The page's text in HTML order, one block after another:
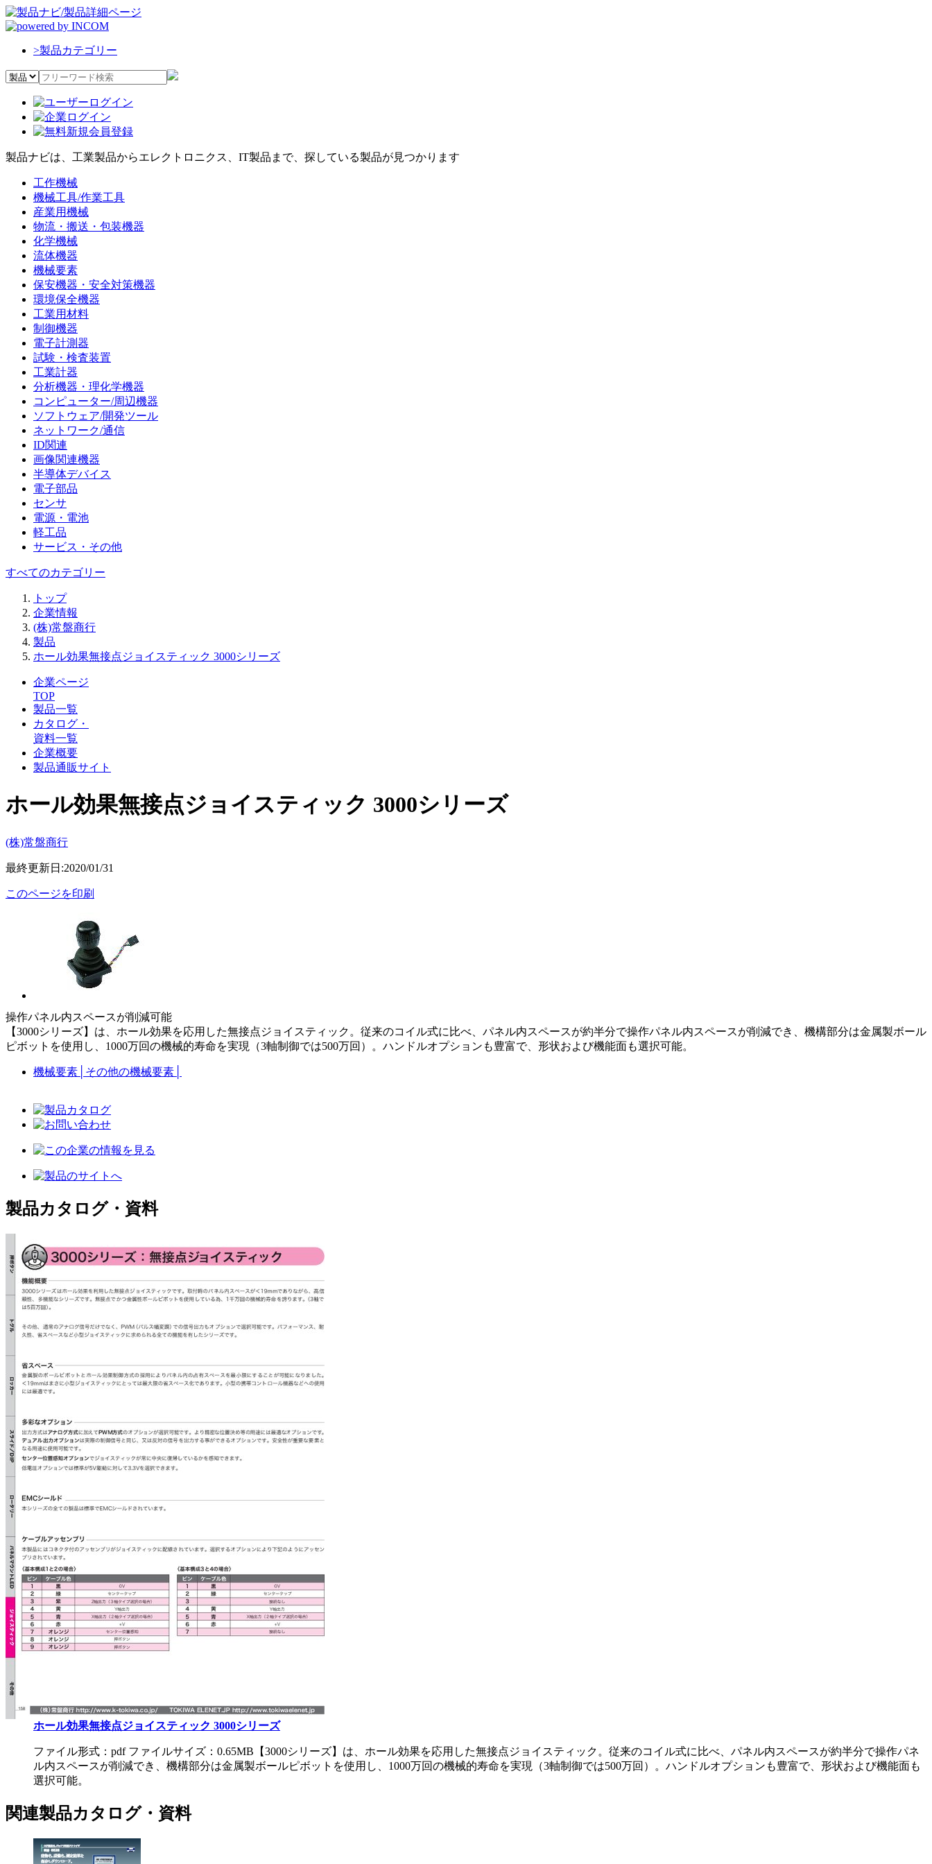
>製品カテゴリー
製品ナビは、工業製品からエレクトロニクス、IT製品まで、探している製品が見つかります
工作機械
機械工具/作業工具
産業用機械
物流・搬送・包装機器
化学機械
流体機器
機械要素
保安機器・安全対策機器
環境保全機器
工業用材料
制御機器
電子計測器
試験・検査装置
工業計器
分析機器・理化学機器
コンピューター/周辺機器
ソフトウェア/開発ツール
ネットワーク/通信
ID関連
画像関連機器
半導体デバイス
電子部品
センサ
電源・電池
軽工品
サービス・その他
すべてのカテゴリー
トップ
企業情報
(株)常盤商行
製品
ホール効果無接点ジョイスティック 3000シリーズ
企業ページ
TOP
製品一覧
カタログ・
資料一覧
企業概要
製品通販サイト
ホール効果無接点ジョイスティック 3000シリーズ
(株)常盤商行
最終更新日:2020/01/31
このページを印刷
操作パネル内スペースが削減可能
【3000シリーズ】は、ホール効果を応用した無接点ジョイスティック。従来のコイル式に比べ、パネル内スペースが約半分で操作パネル内スペースが削減でき、機構部分は金属製ボール
ピボットを使用し、1000万回の機械的寿命を実現（3軸制御では500万回）。ハンドルオプションも豊富で、形状および機能面も選択可能。
機械要素 その他の機械要素
製品カタログ・資料
ホール効果無接点ジョイスティック 3000シリーズ
ファイル形式：pdf ファイルサイズ：0.65MB 【3000シリーズ】は、ホール効果を応用した無接点ジョイスティック。従来のコイル式に比べ、パネル内スペースが約半分で操作パネ
ル内スペースが削減でき、機構部分は金属製ボールピボットを使用し、1000万回の機械的寿命を実現（3軸制御では500万回）。ハンドルオプションも豊富で、形状および機能面も
選択可能。
関連製品カタログ・資料